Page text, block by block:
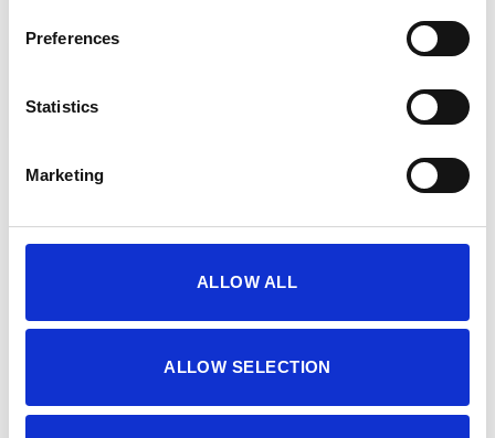
Preferences
Statistics
Marketing
ALLOW ALL
ALLOW SELECTION
COMBO OFFER: Επίλεξε 2 προϊόντα SQUATWOLF και
ESSENTIAL ULTRALIGHT GYM TEE - DARK OLIVE ποσότητα
ΠΡΟΣΘΉΚΗ ΣΤΟ ΚΑΛΆΘΙ